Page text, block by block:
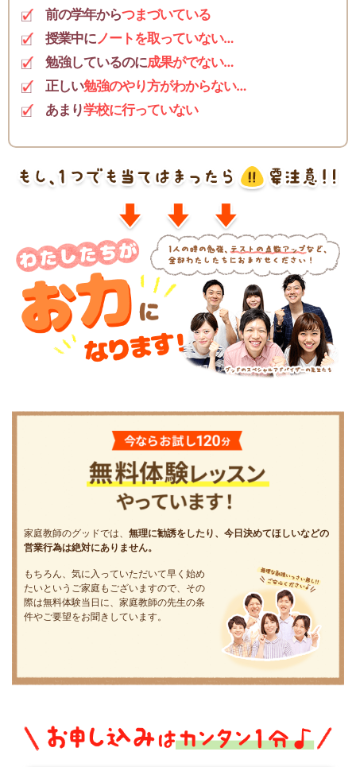
前の学年からつまづいている
授業中にノートを取っていない…
勉強しているのに成果がでない…
正しい勉強のやり方がわからない…
あまり学校に行っていない
家庭教師のグッドでは、 無理に勧誘をしたり、今日決めてほしいなどの
営業行為は絶対にありません。
もちろん、気に入っていただいて早く始め
たいというご家庭もございますので、その
際は無料体験当日に、家庭教師の先生の条
件やご要望をお聞きしています。